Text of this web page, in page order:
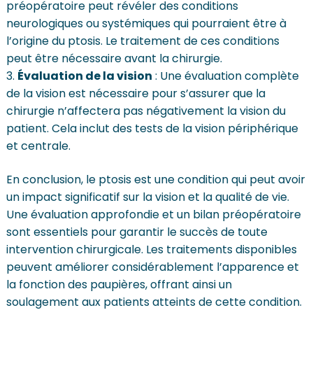
préopératoire peut révéler des conditions
neurologiques ou systémiques qui pourraient être à
l’origine du ptosis. Le traitement de ces conditions
peut être nécessaire avant la chirurgie.
Évaluation de la vision : Une évaluation complète
de la vision est nécessaire pour s’assurer que la
chirurgie n’affectera pas négativement la vision du
patient. Cela inclut des tests de la vision périphérique
et centrale.
En conclusion, le ptosis est une condition qui peut avoir
un impact significatif sur la vision et la qualité de vie.
Une évaluation approfondie et un bilan préopératoire
sont essentiels pour garantir le succès de toute
intervention chirurgicale. Les traitements disponibles
peuvent améliorer considérablement l’apparence et
la fonction des paupières, offrant ainsi un
soulagement aux patients atteints de cette condition.